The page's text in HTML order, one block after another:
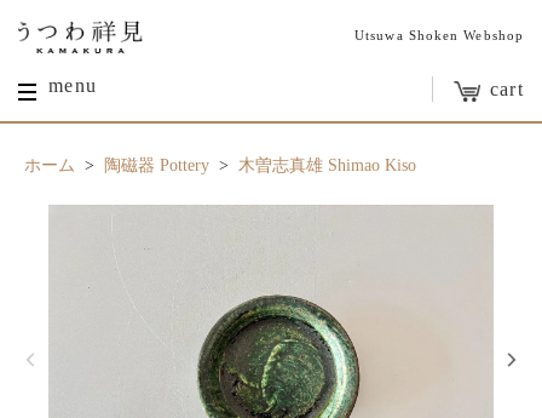
Utsuwa Shoken Webshop
menu cart
ホーム > 陶磁器 Pottery > 木曽志真雄 Shimao Kiso